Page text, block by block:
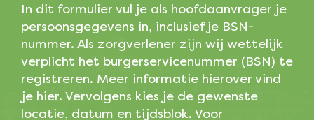
In dit formulier vul je als hoofdaanvrager je
persoonsgegevens in, inclusief je BSN-
nummer. Als zorgverlener zijn wij wettelijk
verplicht het burgerservicenummer (BSN) te
registreren. Meer informatie hierover vind
je hier. Vervolgens kies je de gewenste
locatie, datum en tijdsblok. Voor